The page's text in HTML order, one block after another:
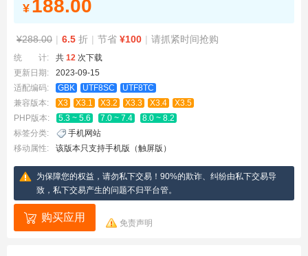
¥ 188.00
¥288.00 | 6.5 折 | 节省 ¥100 | 请抓紧时间抢购
统 计: 共 12 次下载
更新日期:
2023-09-15
适配编码:
GBK UTF8SC
UTF8TC
兼容版本:
X3 X3.1 X3.2 X3.3 X3.4
X3.5
PHP版本:
5.3 ~ 5.6 7.0 ~ 7.4
8.0 ~ 8.2
标签分类:
手机网站
移动属性:
该版本只支持手机版（触屏版）
为保障您的权益，请勿私下交易！90%的欺诈、纠纷由私下交易导
致，私下交易产生的问题不归平台管。
购买应用 免责声明